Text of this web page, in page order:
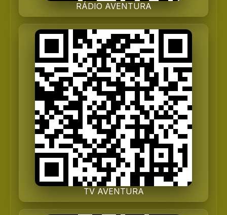
RÁDIO AVENTURA
TV AVENTURA